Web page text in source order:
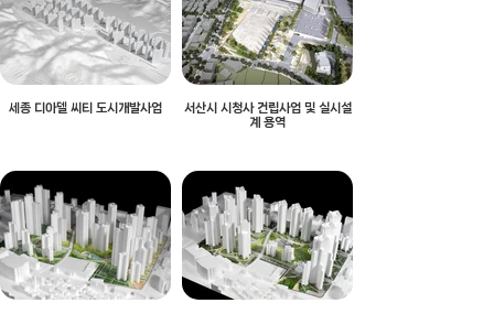
세종 디아델 씨티 도시개발사업
서산시 시청사 건립사업 및 실시설
계 용역